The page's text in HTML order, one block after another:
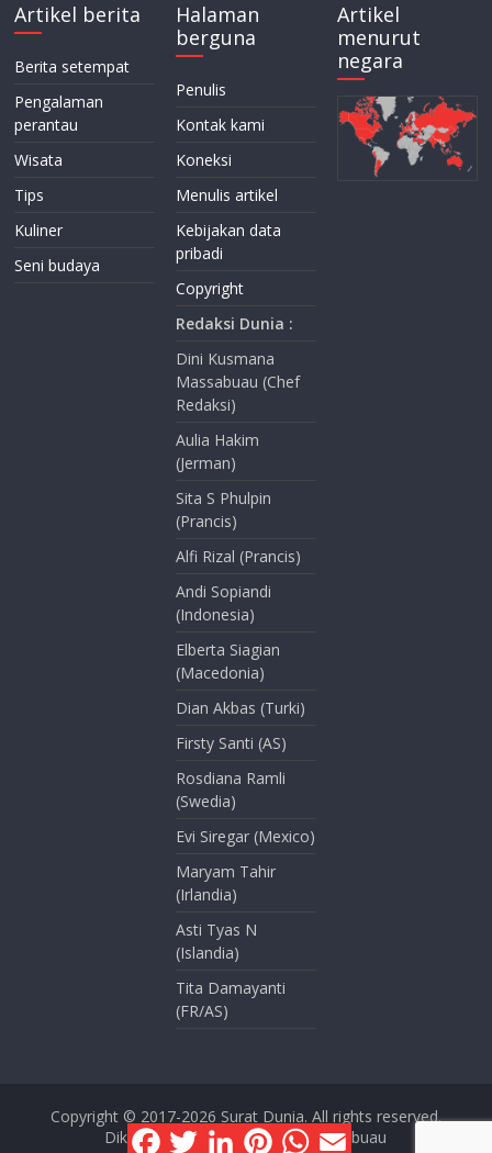
Artikel berita
Berita setempat
Pengalaman
perantau
Wisata
Tips
Kuliner
Seni budaya
Halaman
berguna
Penulis
Kontak kami
Koneksi
Menulis artikel
Kebijakan data
pribadi
Copyright
Redaksi Dunia :
Dini Kusmana
Massabuau (Chef
Redaksi)
Aulia Hakim
(Jerman)
Sita S Phulpin
(Prancis)
Alfi Rizal (Prancis)
Andi Sopiandi
(Indonesia)
Elberta Siagian
(Macedonia)
Dian Akbas (Turki)
Firsty Santi (AS)
Rosdiana Ramli
(Swedia)
Evi Siregar (Mexico)
Maryam Tahir
(Irlandia)
Asti Tyas N
(Islandia)
Tita Damayanti
(FR/AS)
Artikel
menurut
negara
Copyright © 2017-2026 Surat Dunia. All rights reserved.
Dikelola oleh Dini Kusmana Massabuau
F T L P W E